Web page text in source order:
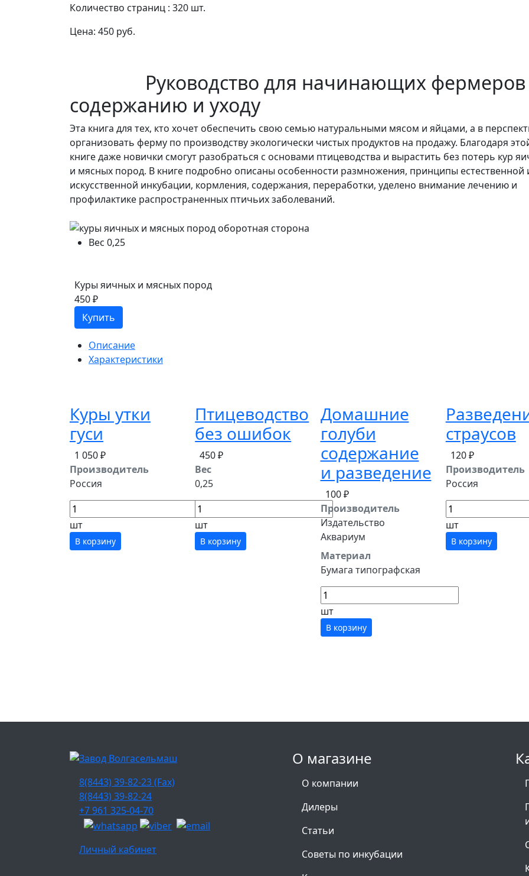
Количество страниц : 320 шт.
Цена: 450 руб.
Руководство для начинающих фермеров
содержанию и уходу
Эта книга для тех, кто хочет обеспечить свою семью натуральными мясом и яйцами, а в
организовать ферму по производству экологически чистых продуктов на продажу. Благодаря
книге даже новички смогут разобраться с основами птицеводства и вырастить без потерь кур
и мясных пород. В книге подробно описаны особенности размножения, принципы естественной
искусственной инкубации, кормления, содержания, переработки, уделено внимание лечению и
профилактике распространенных птичьих заболеваний.
Вес 0,25
Куры яичных и мясных пород
450 ₽
Купить
Описание
Характеристики
Куры утки
гуси
1 050 ₽
Производитель
Россия
шт
В корзину
Птицеводство
без ошибок
450 ₽
Вес
0,25
шт
В корзину
Домашние
голуби
содержание
и разведение
100 ₽
Производитель
Издательство
Аквариум
Материал
Бумага типографская
шт
В корзину
страусов
120 ₽
Производитель
Россия
шт
В корзину
О магазине
О компании
Дилеры
Статьи
Советы по инкубации
8(8443) 39-82-23 (Fax)
8(8443) 39-82-24
+7 961 325-04-70
Личный кабинет